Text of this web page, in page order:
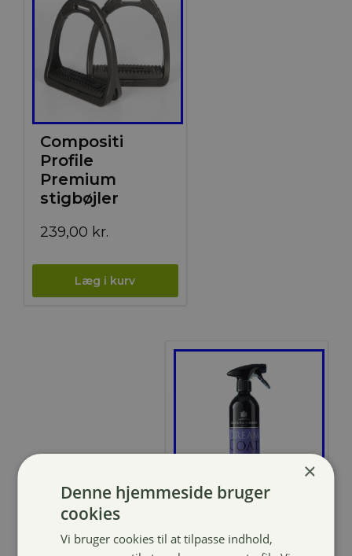
Compositi
Profile
Premium
stigbøjler
239,00 kr.
Martin
×
Denne hjemmeside bruger
cookies
Vi bruger cookies til at tilpasse indhold,